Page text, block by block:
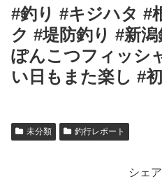
#釣り #キジハタ #
ク #堤防釣り #新
ぽんこつフィッシ
い日もまた楽し #
未分類 釣行レポート
シェ